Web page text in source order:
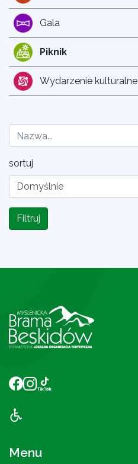
Gala
Piknik
Wydarzenie kulturalne
sortuj
Filtruj
Menu